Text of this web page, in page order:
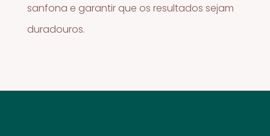
sanfona e garantir que os resultados sejam
duradouros.